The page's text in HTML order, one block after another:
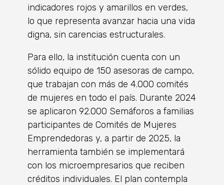
indicadores rojos y amarillos en verdes,
lo que representa avanzar hacia una vida
digna, sin carencias estructurales.
Para ello, la institución cuenta con un
sólido equipo de 150 asesoras de campo,
que trabajan con más de 4.000 comités
de mujeres en todo el país. Durante 2024
se aplicaron 92.000 Semáforos a familias
participantes de Comités de Mujeres
Emprendedoras y, a partir de 2025, la
herramienta también se implementará
con los microempresarios que reciben
créditos individuales. El plan contempla